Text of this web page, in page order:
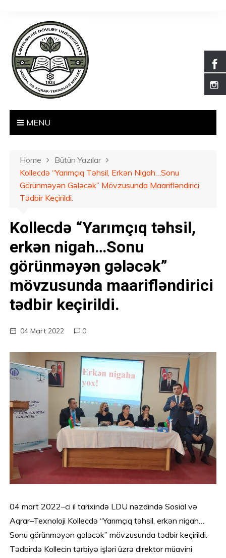
MENU
Home
Bütün Yazılar
Kollecdə “Yarımçıq Təhsil, Erkən Nigah…Sonu
Görünməyən Gələcək” Mövzusunda Maarifləndirici
Tədbir Keçirildi.
Kollecdə “Yarımçıq təhsil,
erkən nigah…Sonu
görünməyən gələcək”
mövzusunda maarifləndirici
tədbir keçirildi.
04 Mart 2022 0
04 mart 2022–ci il tarixində LDU nəzdində Sosial və
Aqrar–Texnoloji Kollecdə “Yarımçıq təhsil, erkən nigah…
Sonu görünməyən gələcək” mövzusunda tədbir keçirildi.
Tədbirdə Kollecin tərbiyə işləri üzrə direktor müavini